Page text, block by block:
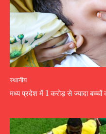
स्थानीय
मध्य प्रदेश में 1 करोड़ से ज्यादा बच्चों